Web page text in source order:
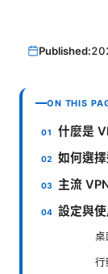
Published:
ON THIS
什麼是
如何選
主流
設定與
桌
行